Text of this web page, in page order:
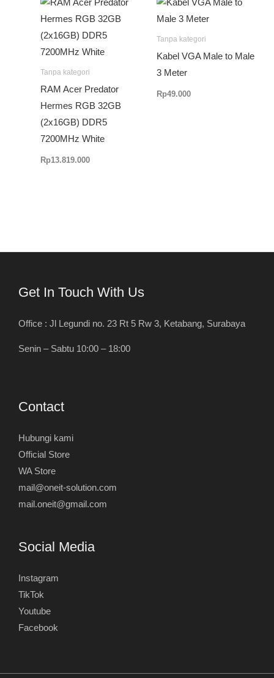
Tanpa kategori
RAM Acer Predator
Hermes RGB 32GB
(2x16GB) DDR5
7200MHz White
Rp13.819.000
Tanpa kategori
Kabel VGA Male to Male
3 Meter
Rp49.000
Get In Touch With Us
Office : Jl Legundi no. 23 Rt 5 Rw 3, Ketabang, Surabaya
Senin – Sabtu 10:00 – 18:00
Contact
Hubungi kami
Official Store
WA Store
mail@oneit-solution.com
mail.oneit@gmail.com
Social Media
Instagram
TikTok
Youtube
Facebook